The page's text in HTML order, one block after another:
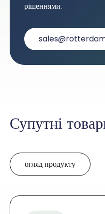
рішеннями.
Супутні
огляд продукту